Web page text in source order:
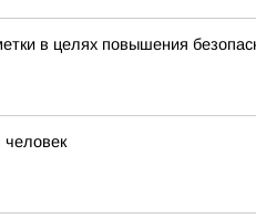
в целях повышения
человек